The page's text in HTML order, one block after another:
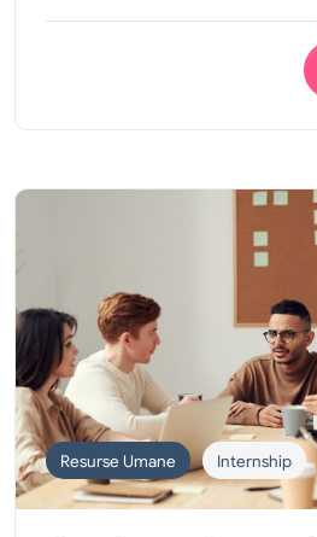
Resurse Umane Internship